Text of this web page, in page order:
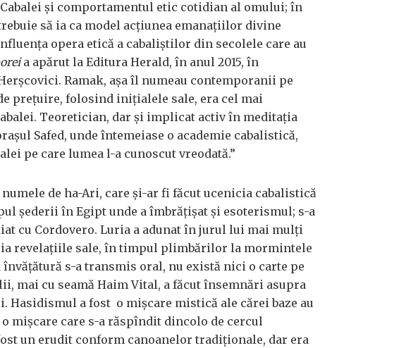
și comportamentul etic cotidian al omului; în
să ia ca model acțiunea emanațiilor divine
opera etică a cabaliștilor din secolele care au
a apărut la Editura Herald, în anul 2015, în
Ramak, așa îl numeau contemporanii pe
prețuire, folosind inițialele sale, era cel mai
Teoretician, dar și implicat activ în meditația
Safed, unde întemeiase o academie cabalistică,
pe care lumea l-a cunoscut vreodată.”
de ha-Ari, care și-ar fi făcut ucenicia cabalistică
șederii în Egipt unde a îmbrățișat și esoterismul; s-a
cu Cordovero. Luria a adunat în jurul lui mai mulți
revelațiile sale, în timpul plimbărilor la mormintele
învățătură s-a transmis oral, nu există nici o carte pe
mai cu seamă Haim Vital, a făcut însemnări asupra
a fost o mișcare mistică ale cărei baze au
o mișcare care s-a răspîndit dincolo de cercul
un erudit conform canoanelor tradiționale, dar era